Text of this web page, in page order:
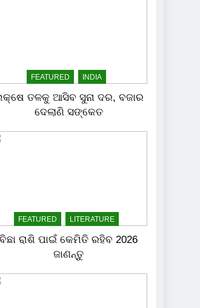
FEATURED INDIA
ତଳକୁ ଆସିବ ସୁନା ଦର, ବଜାର
ଦେଲାଣି ସଙ୍କେତ
FEATURED LITERATURE
ବିଛା ରାଶି ପାଇଁ କେମିତି ରହିବ 2026
ଜାଣନ୍ତୁ